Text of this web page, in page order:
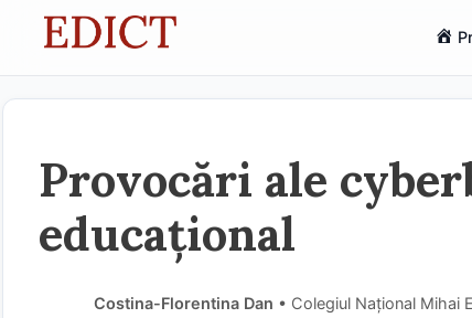
Provocări ale
educațional
Costina-Florentina Dan • Colegiul Național Mihai